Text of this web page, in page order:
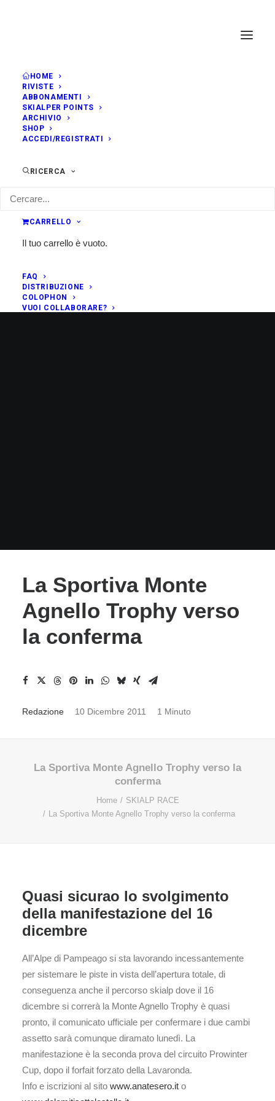
HOME
RIVISTE
ABBONAMENTI
SKIALPER POINTS
ARCHIVIO
SHOP
ACCEDI/REGISTRATI
RICERCA
CARRELLO
Il tuo carrello è vuoto.
FAQ
DISTRIBUZIONE
COLOPHON
VUOI COLLABORARE?
La Sportiva Monte
Agnello Trophy verso
la conferma
Redazione 10 Dicembre 2011 1 Minuto
La Sportiva Monte Agnello Trophy verso la
conferma
Home
SKIALP RACE
La Sportiva Monte Agnello Trophy verso la conferma
Quasi sicurao lo svolgimento
della manifestazione del 16
dicembre
All’Alpe di Pampeago si sta lavorando incessantemente
per sistemare le piste in vista dell’apertura totale, di
conseguenza anche il percorso skialp dove il 16
dicembre si correrà la Monte Agnello Trophy è quasi
pronto, il comunicato ufficiale per confermare i due cambi
assetto sarà comunque diramato lunedì. La
manifestazione è la seconda prova del circuito Prowinter
Cup, dopo il forfait forzato della Lavaronda.
Info e iscrizioni al sito www.anatesero.it o